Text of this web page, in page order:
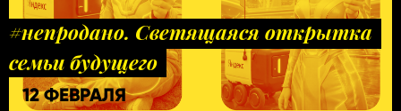
#непродано. Светящаяся открытка
семьи будущего
12 ФЕВРАЛЯ